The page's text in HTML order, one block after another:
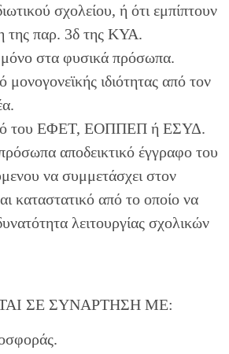
σχολείου, ή ότι εμπίπτουν
της παρ. 3δ της ΚΥΑ.
στα φυσικά πρόσωπα.
μονογονεϊκής ιδιότητας από τον
του ΕΦΕΤ, ΕΟΠΠΕΠ ή ΕΣΥΔ.
αποδεικτικό έγγραφο του
να συμμετάσχει στον
καταστατικό από το οποίο να
λειτουργίας σχολικών
ΣΕ ΣΥΝΑΡΤΗΣΗ ΜΕ: